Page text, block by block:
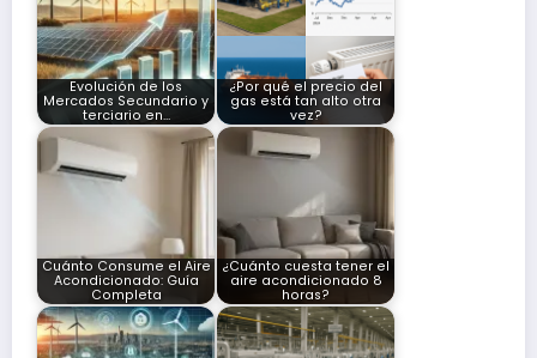
Evolución de los
Mercados Secundario y
terciario en…
¿Por qué el precio del
gas está tan alto otra
vez?
Cuánto Consume el Aire
Acondicionado: Guía
Completa
¿Cuánto cuesta tener el
aire acondicionado 8
horas?